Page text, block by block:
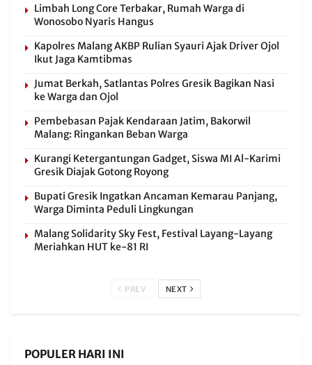
Limbah Long Core Terbakar, Rumah Warga di
Wonosobo Nyaris Hangus
Kapolres Malang AKBP Rulian Syauri Ajak Driver Ojol
Ikut Jaga Kamtibmas
Jumat Berkah, Satlantas Polres Gresik Bagikan Nasi
ke Warga dan Ojol
Pembebasan Pajak Kendaraan Jatim, Bakorwil
Malang: Ringankan Beban Warga
Kurangi Ketergantungan Gadget, Siswa MI Al-Karimi
Gresik Diajak Gotong Royong
Bupati Gresik Ingatkan Ancaman Kemarau Panjang,
Warga Diminta Peduli Lingkungan
Malang Solidarity Sky Fest, Festival Layang-Layang
Meriahkan HUT ke-81 RI
PREV NEXT
POPULER HARI INI